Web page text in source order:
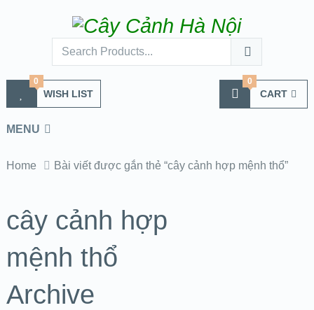
WISH LIST
0
CART
0
MENU
Home Bài viết được gắn thẻ “cây cảnh hợp mệnh thổ”
cây cảnh hợp
mệnh thổ
Archive